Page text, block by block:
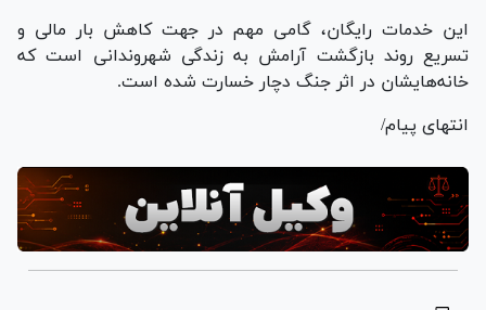
این خدمات رایگان، گامی مهم در جهت کاهش بار مالی و
تسریع روند بازگشت آرامش به زندگی شهروندانی است که
خانه‌هایشان در اثر جنگ دچار خسارت شده است.
انتهای پیام/